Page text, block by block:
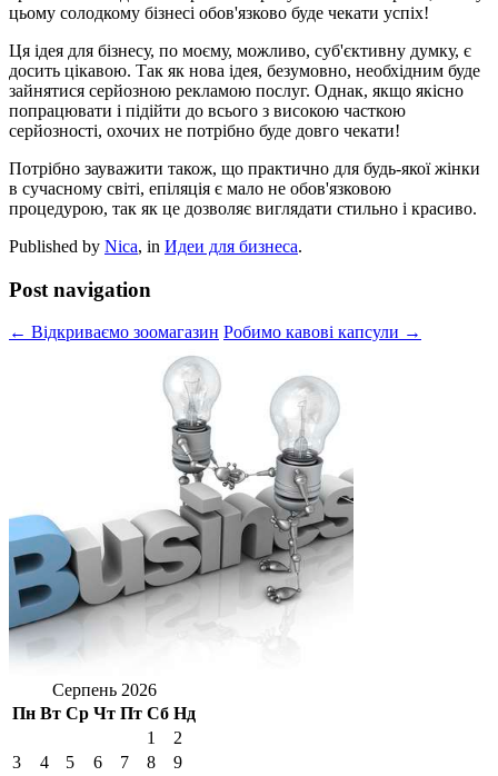
цьому солодкому бізнесі обов'язково буде чекати успіх!
Ця ідея для бізнесу, по моєму, можливо, суб'єктивну думку, є
досить цікавою. Так як нова ідея, безумовно, необхідним буде
зайнятися серйозною рекламою послуг. Однак, якщо якісно
попрацювати і підійти до всього з високою часткою
серйозності, охочих не потрібно буде довго чекати!
Потрібно зауважити також, що практично для будь-якої жінки
в сучасному світі, епіляція є мало не обов'язковою
процедурою, так як це дозволяє виглядати стильно і красиво.
Published by Nica, in Идеи для бизнеса.
Post navigation
← Відкриваємо зоомагазин Робимо кавові капсули →
Серпень 2026
Пн Вт Ср Чт Пт Сб Нд
1
2
3
4 5 6 7 8
9